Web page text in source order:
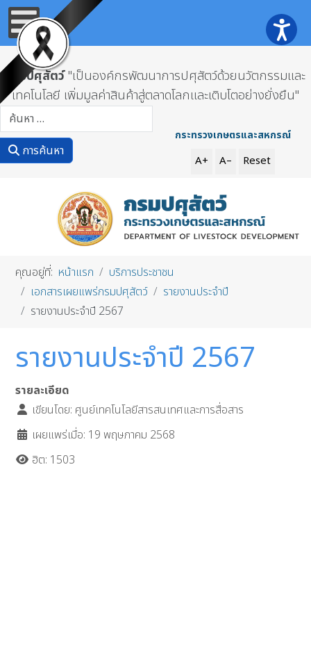
กรมปศุสัตว์"เป็นองค์กรพัฒนาการปศุสัตว์ด้วยนวัตกรรมและ
เทคโนโลยี เพิ่มมูลค่าสินค้าสู่ตลาดโลกและเติบโตอย่างยั่งยืน"
การค้นหา
กระทรวงเกษตรและสหกรณ์
A+ A– Reset
คุณอยู่ที่: หน้าแรก
บริการประชาชน
เอกสารเผยแพร่กรมปศุสัตว์
รายงานประจำปี
รายงานประจำปี 2567
รายงานประจำปี 2567
รายละเอียด
เขียนโดย: ศูนย์เทคโนโลยีสารสนเทศและการสื่อสาร
เผยแพร่เมื่อ: 19 พฤษภาคม 2568
ฮิต: 1503